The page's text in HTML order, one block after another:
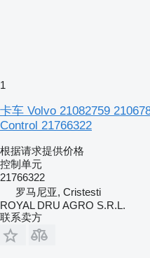
1
卡车 Volvo 21082759
Control 21766322
根据请求提供价格
控制单元
21766322
罗马尼亚, Cristesti
ROYAL DRU AGRO S.R.L.
联系卖方